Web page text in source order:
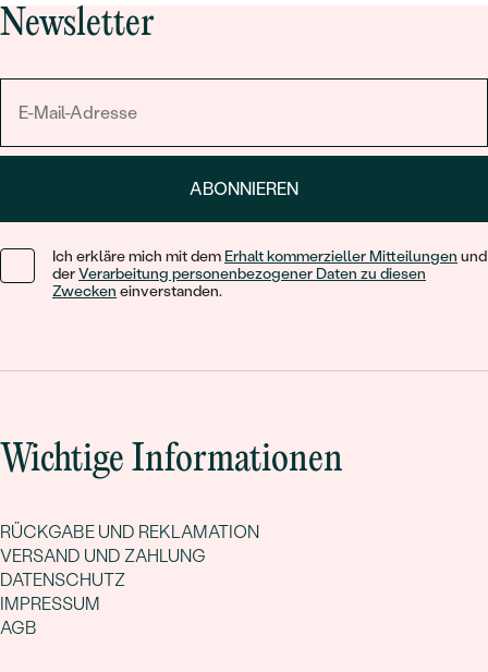
Newsletter
ABONNIEREN
Ich erkläre mich mit dem Erhalt kommerzieller Mitteilungen und
derVerarbeitung personenbezogener Daten zu diesen
Zwecken einverstanden.
Wichtige Informationen
RÜCKGABE UND REKLAMATION
VERSAND UND ZAHLUNG
DATENSCHUTZ
IMPRESSUM
AGB